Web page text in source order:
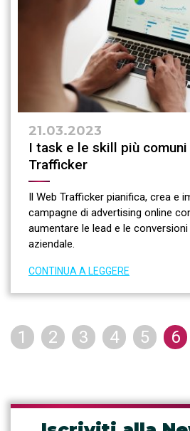
21.03.2023
I task e le skill più
Trafficker
Il Web Trafficker pianifica, crea e
campagne di advertising online
aumentare le lead e le
aziendale.
CONTINUA A LEGGERE
1 2 3 4 5 6